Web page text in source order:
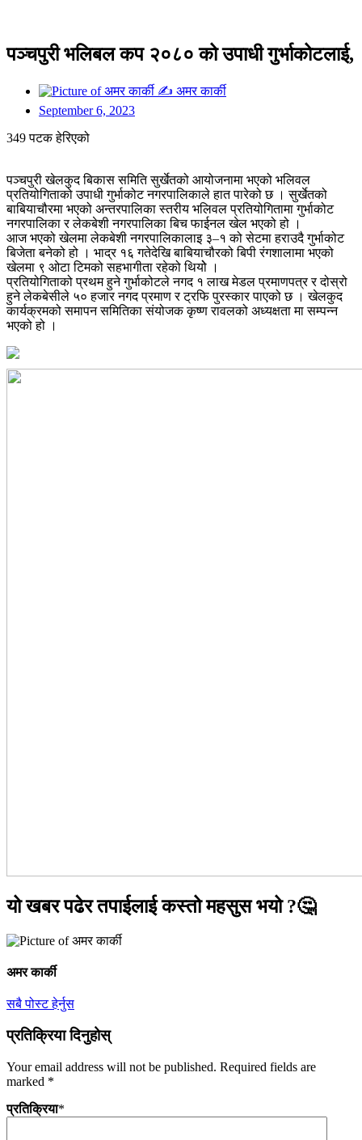
पञ्चपुरी भलिबल कप २०८० को उपाधी गुर्भाकोटलाई,
✍ अमर कार्की
September 6, 2023
349 पटक हेरिएको
पञ्चपुरी खेलकुद बिकास समिति सुर्खेतको आयोजनामा भएको भलिवल
प्रतियोगिताको उपाधी गुर्भाकोट नगरपालिकाले हात पारेको छ । सुर्खेतको
बाबियाचौरमा भएको अन्तरपालिका स्तरीय भलिवल प्रतियोगितामा गुर्भाकोट
नगरपालिका र लेकबेशी नगरपालिका बिच फाईनल खेल भएको हो ।
आज भएको खेलमा लेकबेशी नगरपालिकालाइ ३–१ को सेटमा हराउदै गुर्भाकोट
बिजेता बनेको हो । भाद्र १६ गतेदेखि बाबियाचौरको बिपी रंगशालामा भएको
खेलमा ९ ओटा टिमको सहभागीता रहेको थियोे ।
प्रतियोगिताको प्रथम हुने गुर्भाकोटले नगद १ लाख मेडल प्रमाणपत्र र दोस्रो
हुने लेकबेसीले ५० हजार नगद प्रमाण र ट्रफि पुरस्कार पाएको छ । खेलकुद
कार्यक्रमको समापन समितिका संयोजक कृष्ण रावलको अध्यक्षता मा सम्पन्न
भएको हो ।
यो खबर पढेर तपाईलाई कस्तो महसुस भयो ?🤔
अमर कार्की
सबै पोस्ट हेर्नुस
प्रतिक्रिया दिनुहोस्
Your email address will not be published. Required fields are
marked *
प्रतिक्रिया*